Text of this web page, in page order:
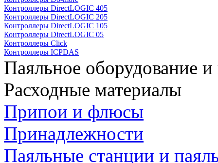
Контроллеры DirectLOGIC 405
Контроллеры DirectLOGIC 205
Контроллеры DirectLOGIC 105
Контроллеры DirectLOGIC 05
Контроллеры Click
Контроллеры ICPDAS
Паяльное оборудование
Расходные материалы
Припои и флюсы
Принадлежности
Паяльные станции и